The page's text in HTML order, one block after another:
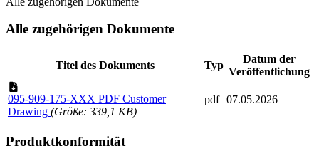
Alle zugehörigen Dokumente
Titel des Dokuments Typ
Datum der
Veröffentlichung
095-909-175-XXX PDF Customer
Drawing (Größe: 339,1 KB)
pdf 07.05.2026
Produktkonformität